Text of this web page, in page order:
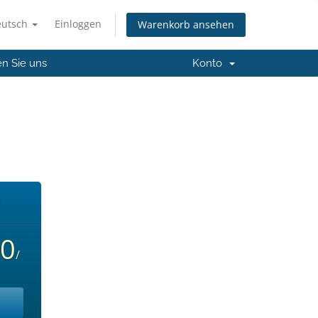
Einloggen Warenkorb ansehen
Sie uns Konto
/